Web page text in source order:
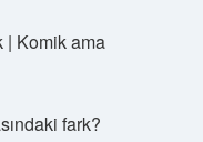
| Komik ama
fark?